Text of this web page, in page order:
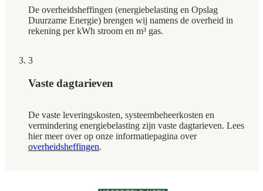
De overheidsheffingen (energiebelasting en Opslag
Duurzame Energie) brengen wij namens de overheid in
rekening per kWh stroom en m³ gas.
3
Vaste dagtarieven
De vaste leveringskosten, systeembeheerkosten en
vermindering energiebelasting zijn vaste dagtarieven. Lees
hier meer over op onze informatiepagina over
overheidsheffingen.